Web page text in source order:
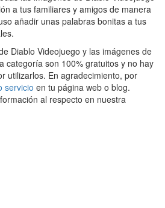
a tus familiares y amigos de manera
añadir unas palabras bonitas a tus
Diablo Videojuego y las imágenes de
categoría son 100% gratuitos y no hay
utilizarlos. En agradecimiento, por
servicio en tu página web o blog.
al respecto en nuestra